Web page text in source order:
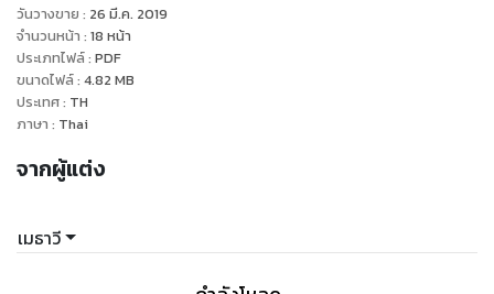
วันวางขาย : 26 มี.ค. 2019
จำนวนหน้า : 18 หน้า
ประเภทไฟล์: PDF
ขนาดไฟล์: 4.82 MB
ประเทศ: TH
ภาษา : Thai
จากผู้แต่ง
เมธาวี